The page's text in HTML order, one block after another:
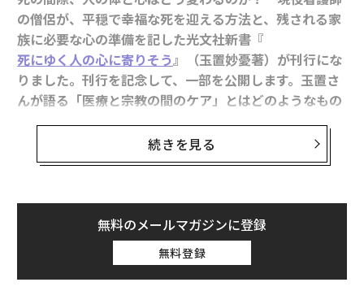
ージのままで親を捉え続けていることが、現在のあなた
の人生を窮屈にしている原因になっているかもしれない
と話すことがあります」
とくに支配的・強権的な親の場合、親は、子どもにとっ
て「超自我の権化」のような存在になっているもの。そ
れにずっと監視され、上から目線で評価され続けること
で、大人になっても人生に負の影響を及ぼし続けている
「親のイメージというものは、意識的に上書きして書き
換えないと変わらないもの。それをしないと、中年にな
っても親との関係を変えていけないのです」と泉谷氏は
の僧侶が、平穏で幸福な死を迎える方法と、残される家
族に必要な心の準備を記した光文社新書『
死にゆく人の心に寄りそう』（玉置妙憂著）が刊行にな
りました。刊行を記念して、一部を公開します。玉置さ
んが語る「医療と宗教の間のケア」とはどのようなもの
関連記事：脳解剖で検証、「死の30秒前」に起きること
る3つのこと
1. 外界に興味がなくなり、内に興味が向く
続きを見る
無料のメールマガジンに登録
無料登録